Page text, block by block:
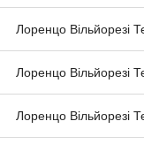
Лоренцо Вільйорезі
Лоренцо Вільйорезі
Лоренцо Вільйорезі